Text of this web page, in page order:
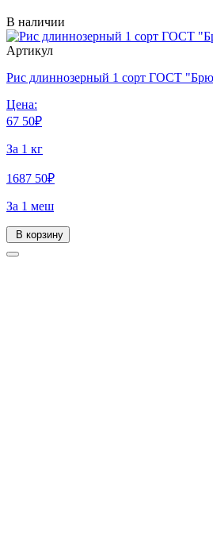
В наличии
Артикул
Рис длиннозерный 1 сорт ГОСТ
Цена:
67 50₽
За 1 кг
1687 50₽
За 1 меш
В корзину